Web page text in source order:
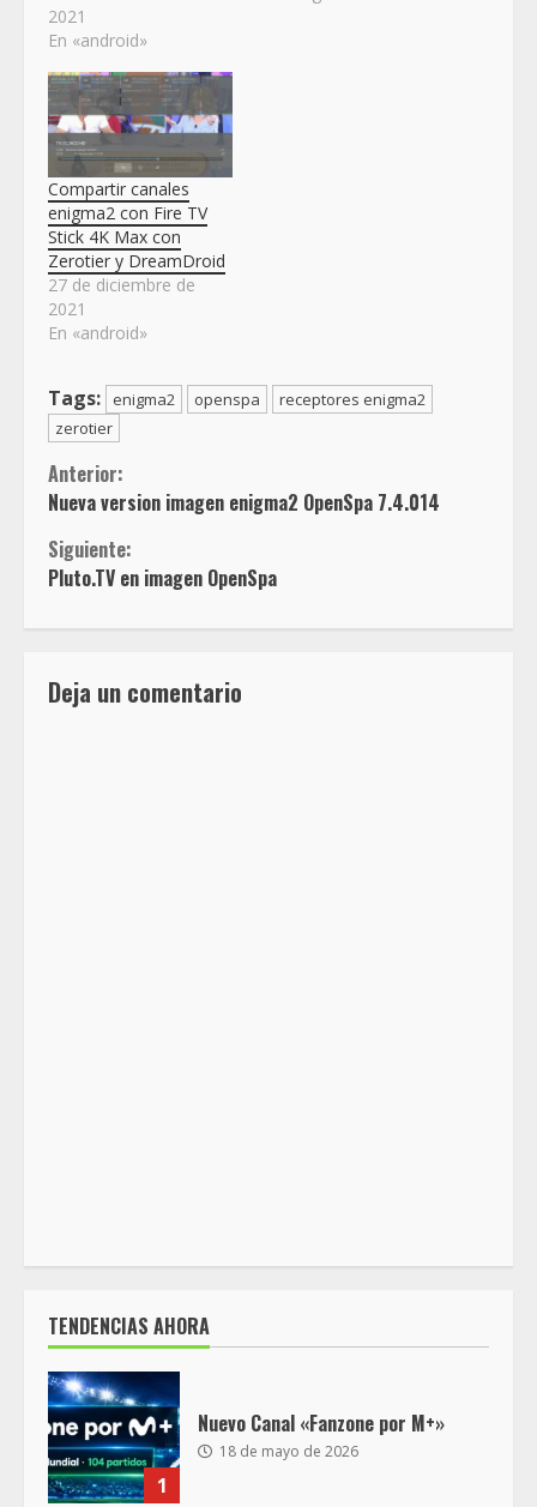
2021
En «android»
Compartir canales
enigma2 con Fire TV
Stick 4K Max con
Zerotier y DreamDroid
27 de diciembre de
2021
En «android»
Tags: enigma2 openspa
receptores enigma2
zerotier
Sigue
leyendo
Anterior:
Nueva version imagen enigma2 OpenSpa 7.4.014
Siguiente:
Pluto.TV en imagen OpenSpa
Deja un comentario
TENDENCIAS AHORA
1
Nuevo Canal «Fanzone por M+»
18 de mayo de 2026